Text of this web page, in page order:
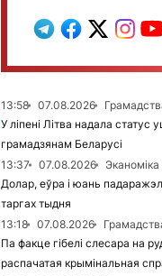
13:58 07.08.2026
У ліпені Літва надала статус
грамадзянам Беларусі
13:37
07.08.2026
Эканоміка
Долар, еўра і юань
таргах тыдня
13:18
07.08.2026
Па факце гібелі слесара на
распачатая крымінальная